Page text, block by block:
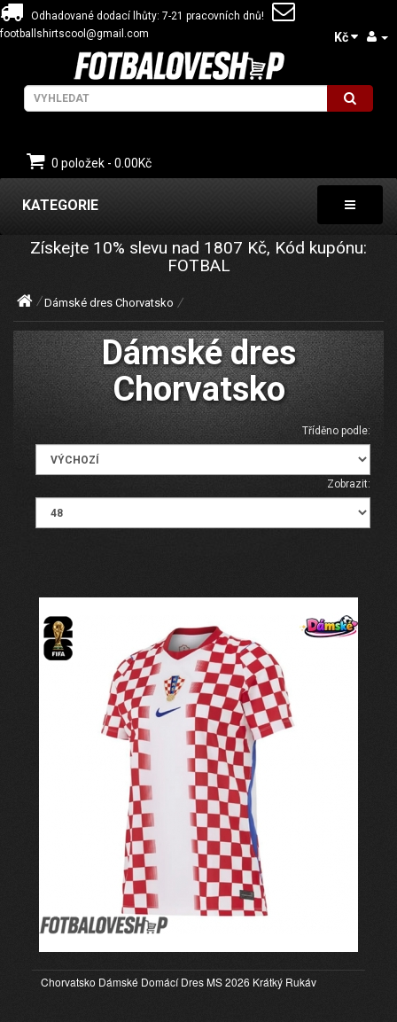
Odhadované dodací lhůty: 7-21 pracovních dnů!
footballshirtscool@gmail.com
Kč
0 položek - 0.00Kč
KATEGORIE
Získejte 10% slevu nad 1807 Kč, Kód kupónu:
FOTBAL
Dámské dres Chorvatsko
Dámské dres
Chorvatsko
Tříděno podle:
Zobrazit:
Chorvatsko Dámské Domácí Dres MS 2026 Krátký Rukáv